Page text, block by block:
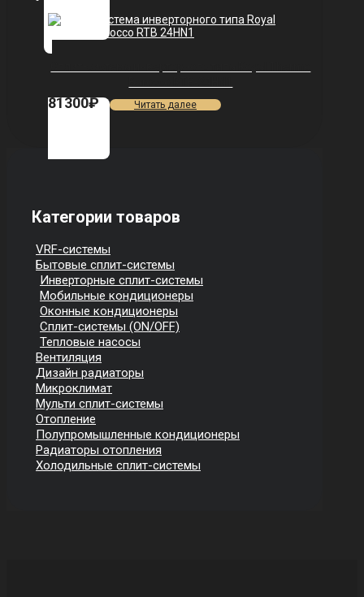
81300₽ Читать далее
Категории товаров
VRF-системы
Бытовые сплит-системы
Инверторные сплит-системы
Мобильные кондиционеры
Оконные кондиционеры
Сплит-системы (ON/OFF)
Тепловые насосы
Вентиляция
Дизайн радиаторы
Микроклимат
Мульти сплит-системы
Отопление
Полупромышленные кондиционеры
Радиаторы отопления
Холодильные сплит-системы